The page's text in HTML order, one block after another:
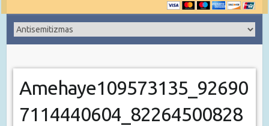
Amehaye109573135_92690
7114440604_82264500828